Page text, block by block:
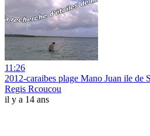
11:26
2012-caraibes plage Mano Juan ile de
Regis Rcoucou
il y a 14 ans